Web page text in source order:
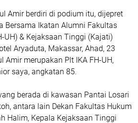
Amir berdiri di podium itu, dijepret
Bersama Ikatan Alumni Fakultas
UH) & Kejaksaan Tinggi (Kajati)
Aryaduta, Makassar, Ahad, 23
Amir merupakan Plt IKA FH-UH,
saya, angkatan 85.
berada di kawasan Pantai Losari
antara lain Dekan Fakultas Hukum
Halim, Kepala Kejaksaan Tinggi